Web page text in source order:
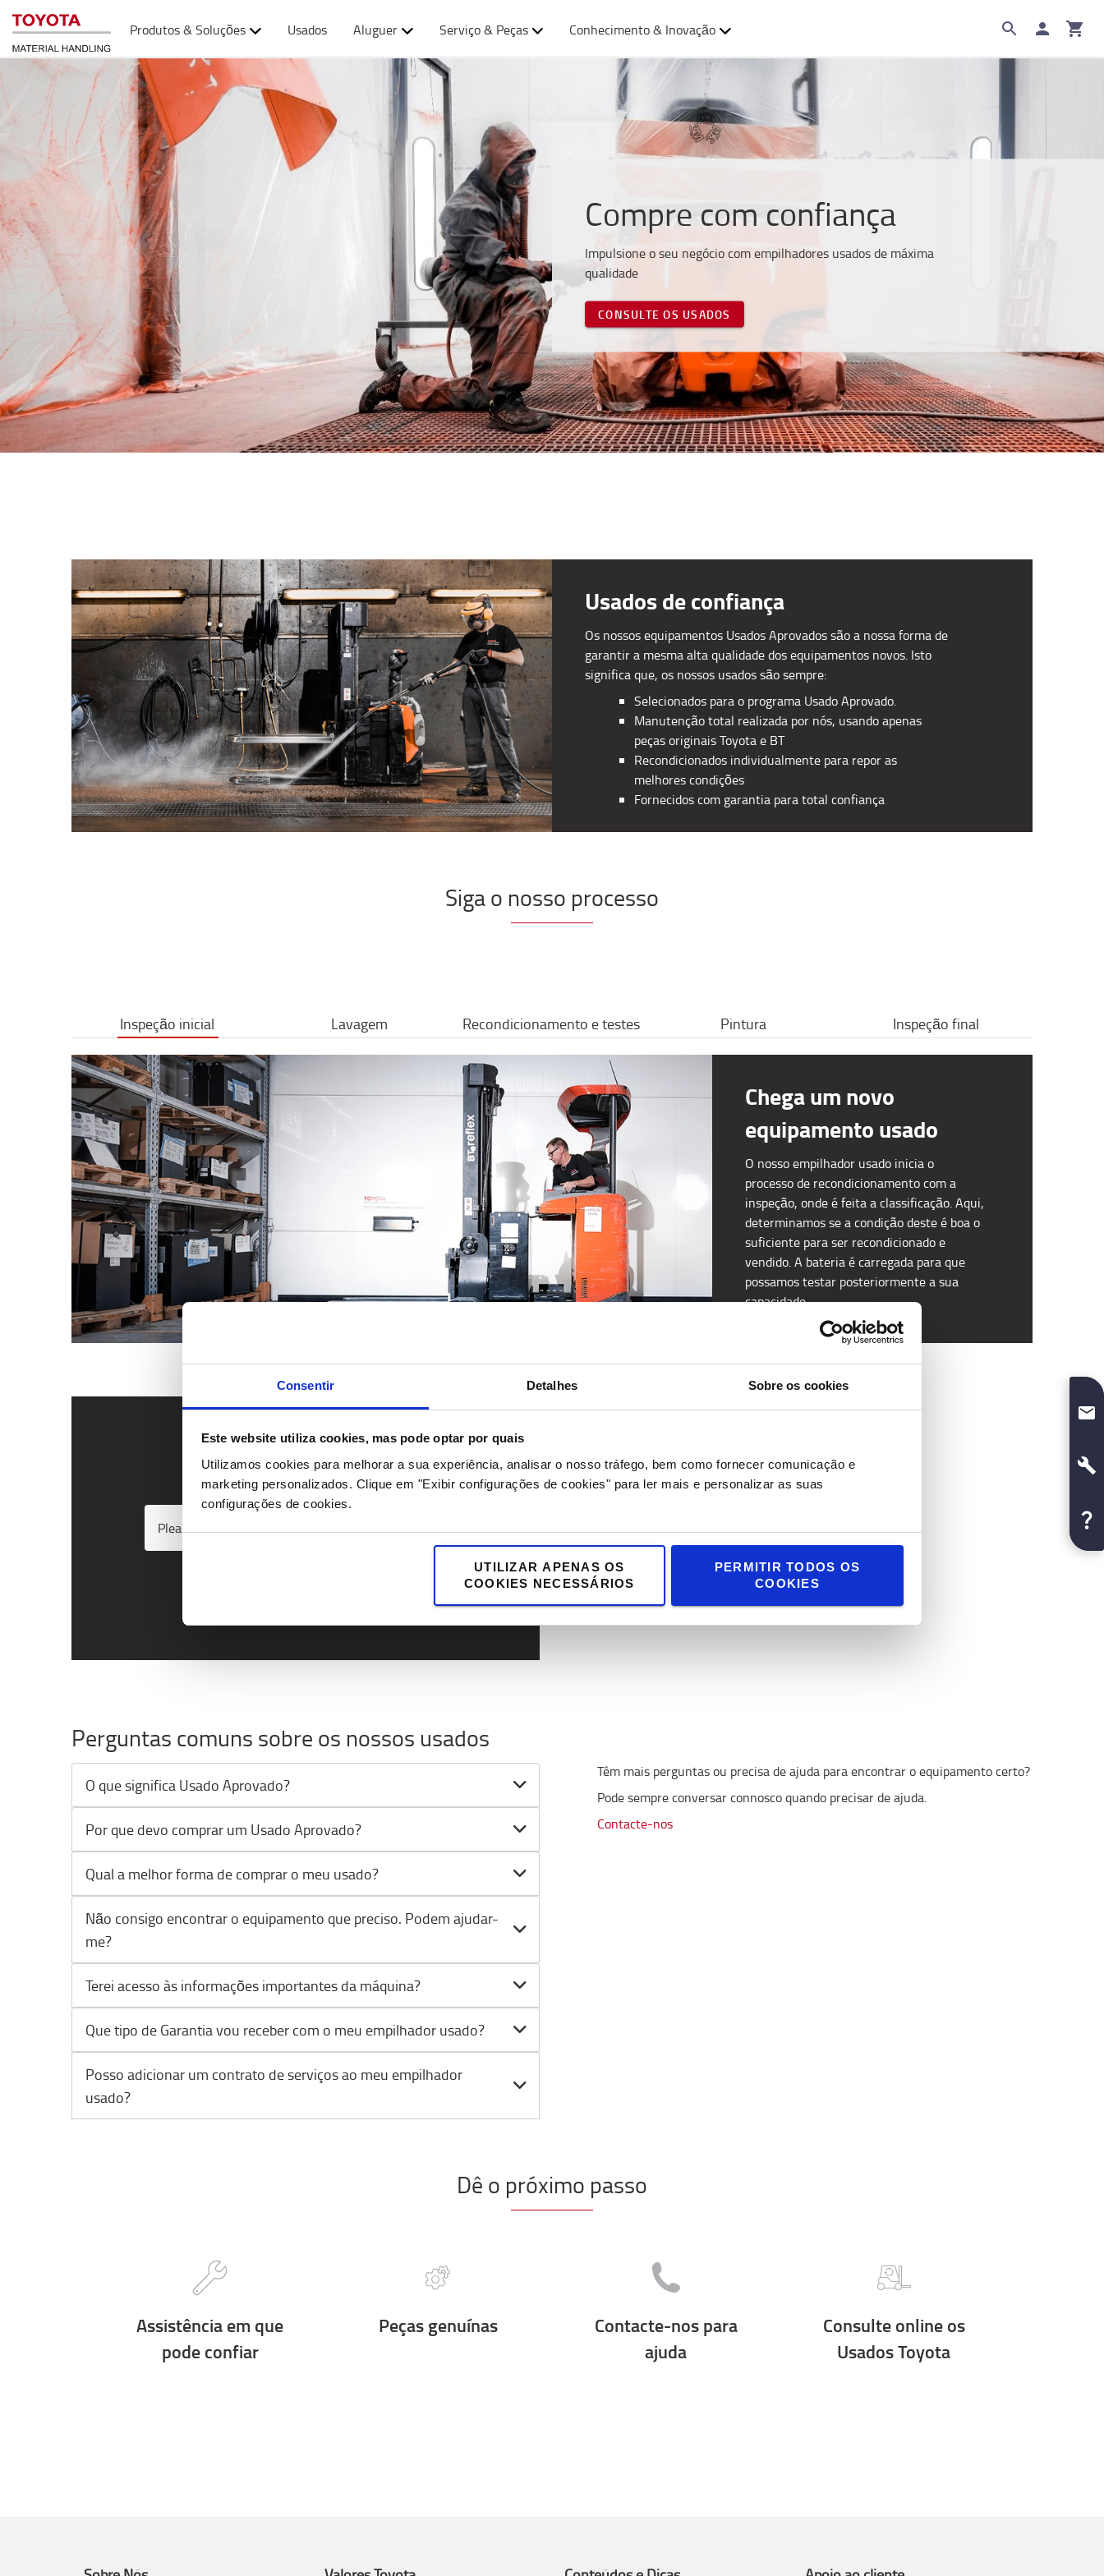
Consentir Detalhes Sobre os cookies
Este website utiliza cookies, mas pode optar por quais
Utilizamos cookies para melhorar a sua experiência, analisar o nosso tráfego, bem como fornecer comunicação e
marketing personalizados. Clique em "Exibir configurações de cookies" para ler mais e personalizar as suas
configurações de cookies.
UTILIZAR APENAS OS
COOKIES NECESSÁRIOS
PERMITIR TODOS OS
COOKIES
Produtos & Soluções Usados Aluguer Serviço & Peças Conhecimento & Inovação
Compre com confiança
Impulsione o seu negócio com empilhadores usados de máxima
qualidade
CONSULTE OS USADOS
Usados de confiança
Os nossos equipamentos Usados Aprovados são a nossa forma de
garantir a mesma alta qualidade dos equipamentos novos. Isto
significa que, os nossos usados são sempre:
Selecionados para o programa Usado Aprovado.
Manutenção total realizada por nós, usando apenas
peças originais Toyota e BT
Recondicionados individualmente para repor as
melhores condições
Fornecidos com garantia para total confiança
Siga o nosso processo
Inspeção inicial Lavagem Recondicionamento e testes Pintura Inspeção final
Chega um novo
equipamento usado
O nosso empilhador usado inicia o
processo de recondicionamento com a
inspeção, onde é feita a classificação. Aqui,
determinamos se a condição deste é boa o
suficiente para ser recondicionado e
vendido. A bateria é carregada para que
possamos testar posteriormente a sua
capacidade.
Pleaseaccept marketing-cookiesto watch this video.
O nosso compromisso
Parque de usados – Vila Nova de Gaia e Carregado
Disponíveis para consulta online no Site de usados
FALAR COM A EQUIPA
CONSULTE OS USADOS AQUI
Perguntas comuns sobre os nossos usados
O que significa Usado Aprovado?
Por que devo comprar um Usado Aprovado?
Qual a melhor forma de comprar o meu usado?
Não consigo encontrar o equipamento que preciso. Podem ajudar-
me?
Terei acesso às informações importantes da máquina?
Que tipo de Garantia vou receber com o meu empilhador usado?
Posso adicionar um contrato de serviços ao meu empilhador
usado?
Têm mais perguntas ou precisa de ajuda para encontrar o equipamento certo?
Pode sempre conversar connosco quando precisar de ajuda.
Contacte-nos
Dê o próximo passo
Assistência em que
pode confiar
Peças genuínas
Contacte-nos para
ajuda
Consulte online os
Usados Toyota